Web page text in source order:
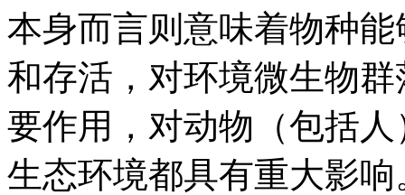
本身而言则意味着物种
和存活，对环境微生物
要作用，对动物（包括
生态环境都具有重大影响